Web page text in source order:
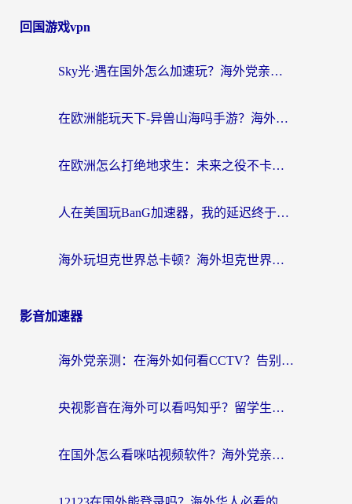
回国游戏vpn
Sky光·遇在国外怎么加速玩？海外党亲测有效的国服游戏加速指南
在欧洲能玩天下-异兽山海吗手游？海外玩家的加速器生存指南
在欧洲怎么打绝地求生：未来之役不卡？留学生亲测的加速器避坑指南
人在美国玩BanG加速器，我的延迟终于绿了
海外玩坦克世界总卡顿？海外坦克世界加速器有哪些？实测好用的选择在这里
影音加速器
海外党亲测：在海外如何看CCTV？告别“仅限大陆播放”的实用指南
央视影音在海外可以看吗知乎？留学生亲测：3步解决地域限制+追剧自由
在国外怎么看咪咕视频软件？海外党亲测有效的回国加速方案